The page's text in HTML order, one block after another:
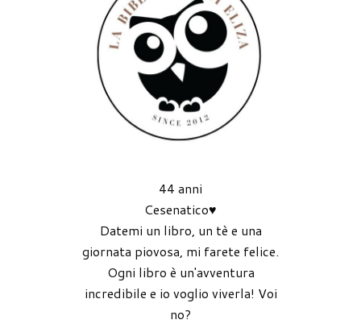
44 anni
Cesenatico♥
Datemi un libro, un tè e una
giornata piovosa, mi farete felice.
Ogni libro è un'avventura
incredibile e io voglio viverla! Voi
no?